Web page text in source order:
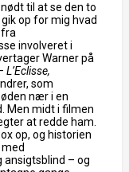
til at se den to
op for mig hvad
involveret i
Warner på
L’Eclisse,
som
nær i en
Men midt i filmen
at redde ham.
op, og historien
– og